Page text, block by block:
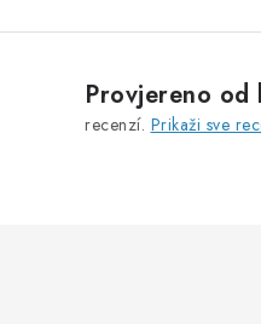
n
Provjereno od
recenzí. Prikaži sve